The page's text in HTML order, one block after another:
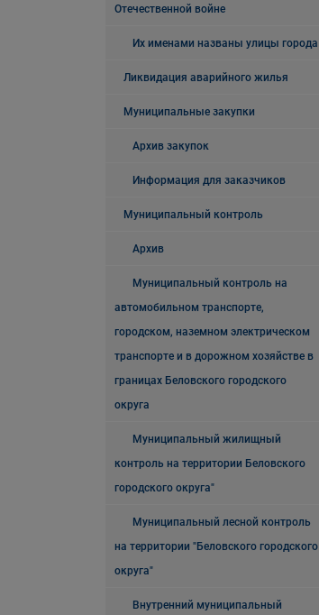
Отечественной войне
Их именами названы улицы города
Ликвидация аварийного жилья
Муниципальные закупки
Архив закупок
Информация для заказчиков
Муниципальный контроль
Архив
Муниципальный контроль на
автомобильном транспорте,
городском, наземном электрическом
транспорте и в дорожном хозяйстве в
границах Беловского городского
округа
Муниципальный жилищный
контроль на территории Беловского
городского округа"
Муниципальный лесной контроль
на территории "Беловского городского
округа"
Внутренний муниципальный